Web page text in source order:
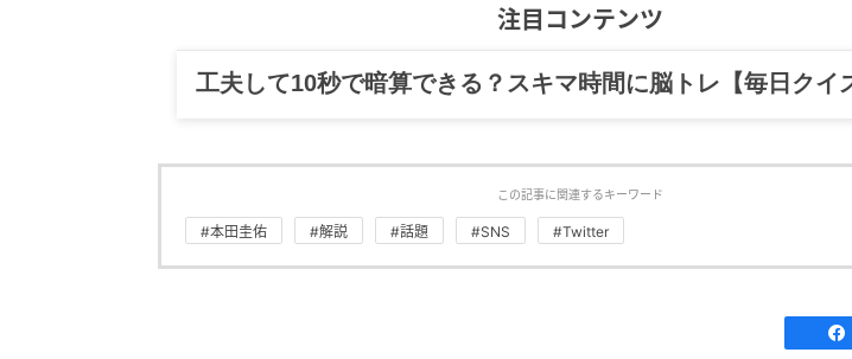
注目コンテンツ
グルメ、ギャグ、子育て、旅行記……全部、読めます。
この記事に関連するキーワード
#本田圭佑 #解説 #話題 #SNS #Twitter